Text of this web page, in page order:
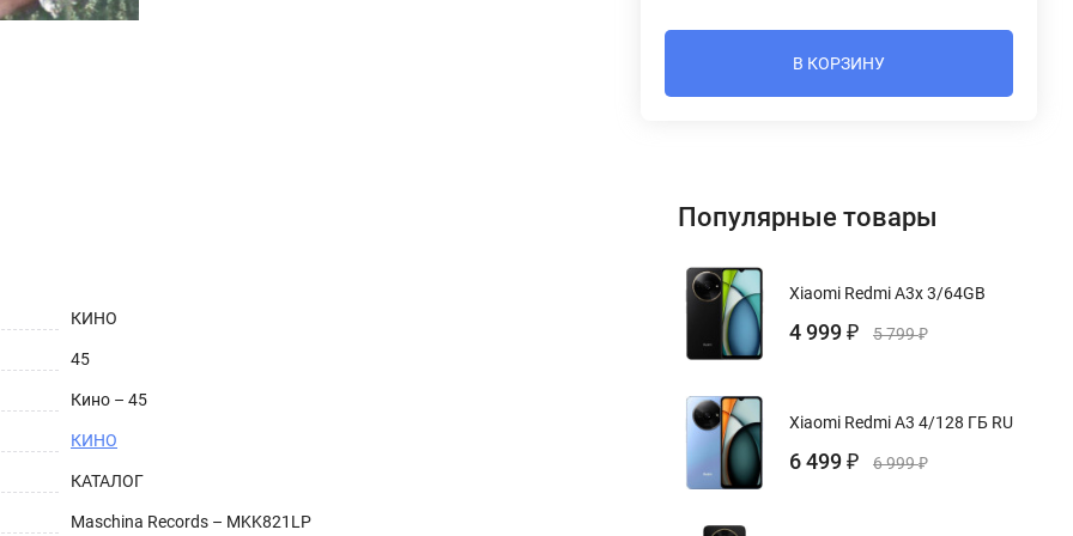
В КОРЗИНУ
КИНО
45
Кино – 45
КИНО
КАТАЛОГ
Maschina Records – MKK821LP
Популярные товары
Xiaomi Redmi A3x 3/64GB
4 999 ₽ 5 799₽
Xiaomi Redmi A3 4/128 ГБ RU
6 499 ₽ 6 999₽